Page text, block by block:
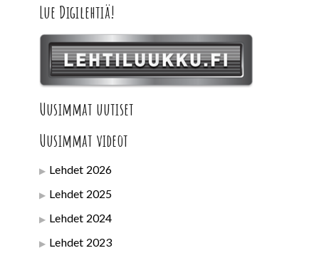
Lue Digilehtiä!
Uusimmat uutiset
Uusimmat videot
Lehdet 2026
Lehdet 2025
Lehdet 2024
Lehdet 2023